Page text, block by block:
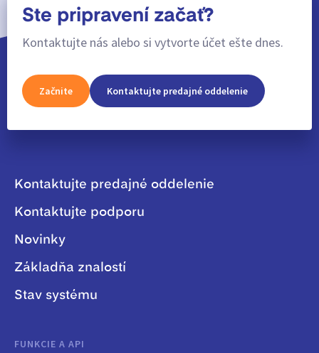
Ste pripravení začať?
Kontaktujte nás alebo si vytvorte účet ešte dnes.
Začnite Kontaktujte predajné oddelenie
Kontaktujte predajné oddelenie
Kontaktujte podporu
Novinky
Základňa znalostí
Stav systému
FUNKCIE A API